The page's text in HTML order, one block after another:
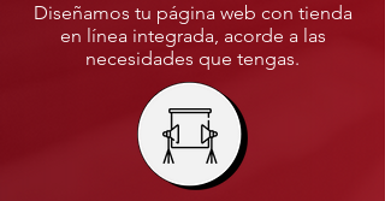
Diseñamos tu página web con tienda
en línea integrada, acorde a las
necesidades que tengas.